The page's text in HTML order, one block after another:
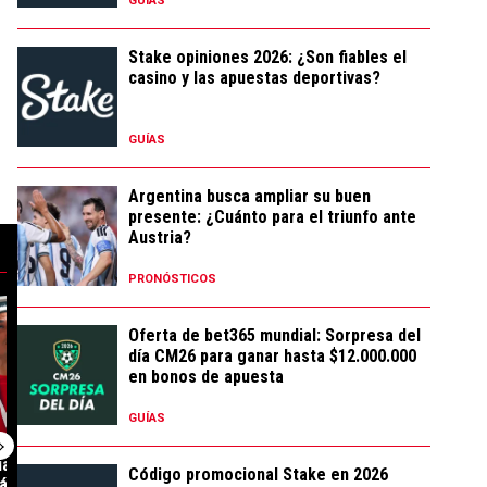
como nuevo refuerzo en Vasco Da Gama" con 62
se sabe qué día viajará Thiago Almada rumbo a Buenos Aires
con el título "Igual que Subiabre: la importante cláusula que
la
Un artículo de tendencia con el título "La
La confesión de Falcao sobre
Un artículo de
Kevin Castaño
Stake opiniones 2026: ¿Son fiables el
casino y las apuestas deportivas?
GUÍAS
Argentina busca ampliar su buen
presente: ¿Cuánto para el triunfo ante
Austria?
PRONÓSTICOS
Oferta de bet365 mundial: Sorpresa del
día CM26 para ganar hasta $12.000.000
en bonos de apuesta
GUÍAS
Código promocional Stake en 2026